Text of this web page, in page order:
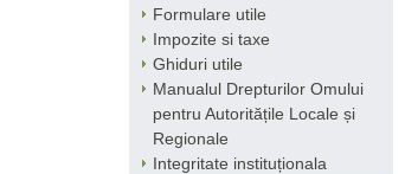
Formulare utile
Impozite si taxe
Ghiduri utile
Manualul Drepturilor Omului
pentru Autoritățile Locale și
Regionale
Integritate instituționala